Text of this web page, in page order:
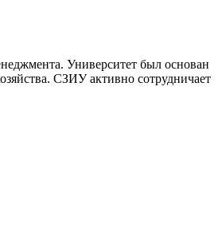
Университет был основан
СЗИУ активно сотрудничает